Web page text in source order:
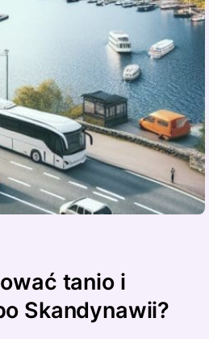
tanio i
Skandynawii?